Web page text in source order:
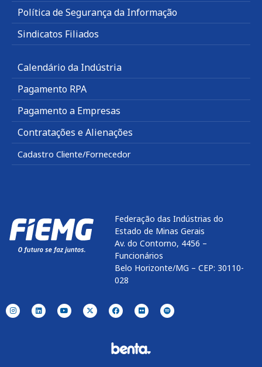
Política de Segurança da Informação
Sindicatos Filiados
Calendário da Indústria
Pagamento RPA
Pagamento a Empresas
Contratações e Alienações
Cadastro Cliente/Fornecedor
Federação das Indústrias do
Estado de Minas Gerais
Av. do Contorno, 4456 –
Funcionários
Belo Horizonte/MG – CEP: 30110-
028